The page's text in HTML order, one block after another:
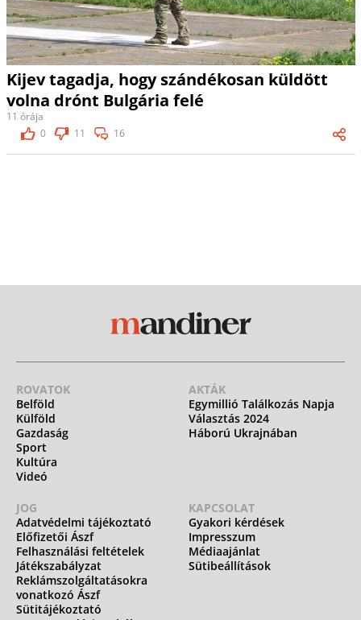
Kijev tagadja, hogy szándékosan küldött
volna drónt Bulgária felé
11 órája
0
11 16
ROVATOK
Belföld
Külföld
Gazdaság
Sport
Kultúra
Videó
AKTÁK
Egymillió Találkozás Napja
Választás 2024
Háború Ukrajnában
JOG
Adatvédelmi tájékoztató
Előfizetői Ászf
Felhasználási feltételek
Játékszabályzat
Reklámszolgáltatásokra
vonatkozó Ászf
Sütitájékoztató
KAPCSOLAT
Gyakori kérdések
Impresszum
Médiaajánlat
Sütibeállítások